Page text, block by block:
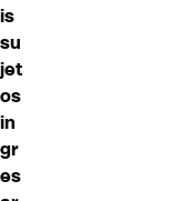
is
su
jet
os
in
gr
es